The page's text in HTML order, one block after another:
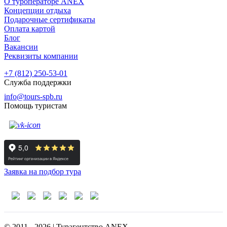
Концепции отдыха
Подарочные сертификаты
Оплата картой
Блог
Вакансии
Реквизиты компании
+7 (812) 250-53-01
Служба поддержки
info@tours-spb.ru
Помощь туристам
Заявка на подбор тура